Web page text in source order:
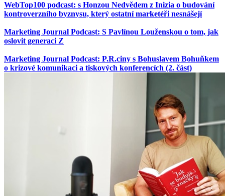
WebTop100 podcast: s Honzou Nedvědem z Inizia o budování
kontroverzního byznysu, který ostatní marketéři nesnášejí
Marketing Journal Podcast: S Pavlínou Louženskou o tom, jak
oslovit generaci Z
Marketing Journal Podcast: P.R.ciny s Bohuslavem Bohuňkem
o krizové komunikaci a tiskových konferencích (2. část)